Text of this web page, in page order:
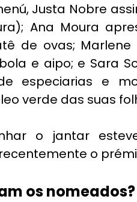
Justa Nobre
Ana Moura
de ovas;
e aipo; e Sara
especiarias e
verde das suas
o jantar
o
os nomeados?